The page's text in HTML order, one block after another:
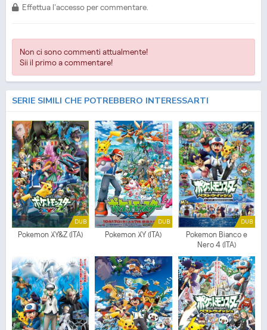
Effettua l'accesso per commentare.
Non ci sono commenti attualmente!
Sii il primo a commentare!
SERIE SIMILI CHE POTREBBERO INTERESSARTI
DUB
Pokemon XY&Z (ITA)
DUB
Pokemon XY (ITA)
DUB
Pokemon Bianco e
Nero 4 (ITA)